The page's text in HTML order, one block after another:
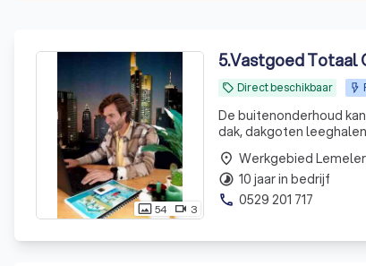
photo_size_select_actual54 videocam 3
5.Vastgoed Totaal
local_offer Direct beschikbaar
De buitenonderhoud
dak, dakgoten leeghalen en tegels. De binnenonderhoud en
place Werkgebied
timelapse 10 jaar in bedrijf
phone 0529 201 717